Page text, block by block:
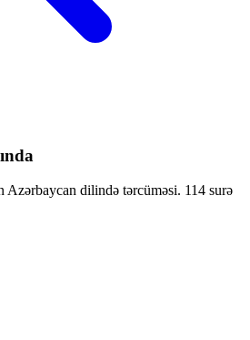
dilində tərcüməsi. 114 surə